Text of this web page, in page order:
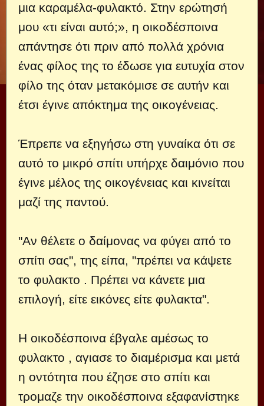
μια καραμέλα-φυλακτό. Στην ερώτησή
μου «τι είναι αυτό;», η οικοδέσποινα
απάντησε ότι πριν από πολλά χρόνια
ένας φίλος της το έδωσε για ευτυχία στον
φίλο της όταν μετακόμισε σε αυτήν και
έτσι έγινε απόκτημα της οικογένειας.
Έπρεπε να εξηγήσω στη γυναίκα ότι σε
αυτό το μικρό σπίτι υπήρχε δαιμόνιο που
έγινε μέλος της οικογένειας και κινείται
μαζί της παντού.
"Αν θέλετε ο δαίμονας να φύγει από το
σπίτι σας", της είπα, "πρέπει να κάψετε
το φυλακτο . Πρέπει να κάνετε μια
επιλογή, είτε εικόνες είτε φυλακτα".
Η οικοδέσποινα έβγαλε αμέσως το
φυλακτο , αγιασε το διαμέρισμα και μετά
η οντότητα που έζησε στο σπίτι και
τρομαζε την οικοδέσποινα εξαφανίστηκε